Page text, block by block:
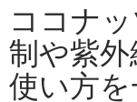
ココナ
制や紫
使い方